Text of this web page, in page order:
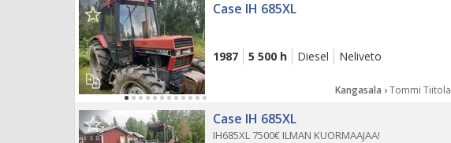
Case IH 685XL
1987 5 500 h Diesel Neliveto
Kangasala ›Tommi Tiitola
Case IH 685XL
IH685XL 7500€ ILMAN KUORMAAJAA!